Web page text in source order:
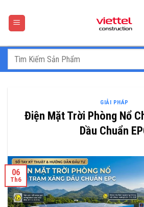
content
GIẢI PHÁP
Điện Mặt Trời Phòng Nổ
Dầu Chuẩn
06
Th6